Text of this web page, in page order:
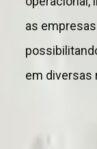
as
em diversas